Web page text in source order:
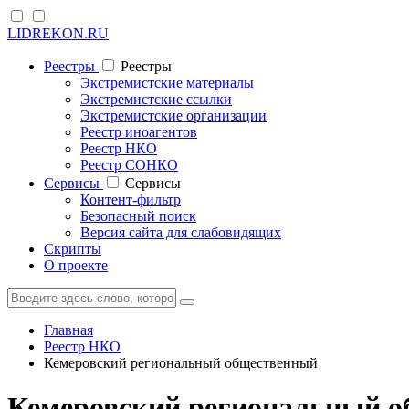
LIDREKON.RU
Реестры
Реестры
Экстремистские материалы
Экстремистские ссылки
Экстремистские организации
Реестр иноагентов
Реестр НКО
Реестр СОНКО
Cервисы
Cервисы
Контент-фильтр
Безопасный поиск
Версия сайта для слабовидящих
Скрипты
О проекте
Главная
Реестр НКО
Кемеровский региональный общественный